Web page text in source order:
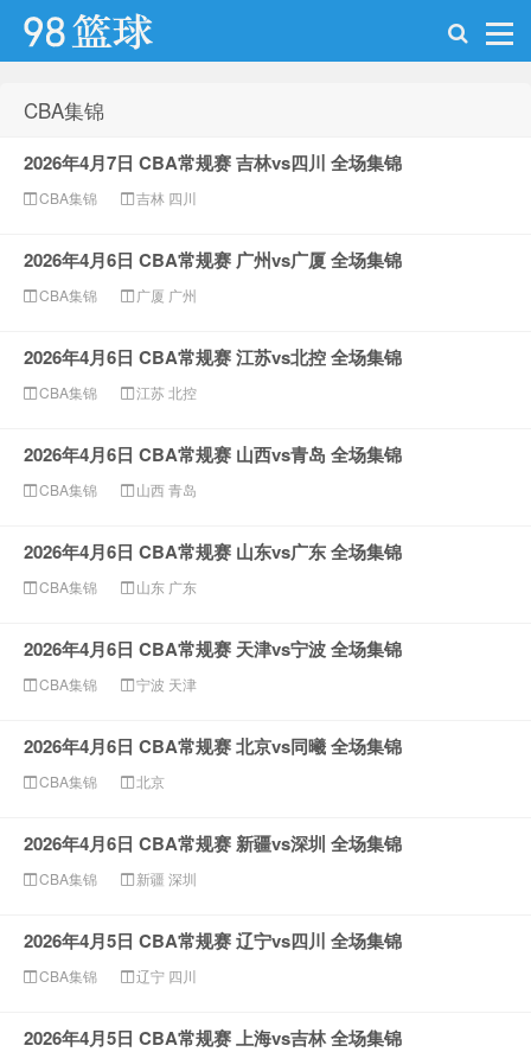
CBA集锦
2026年4月7日 CBA常规赛 吉林vs四川 全场集锦
CBA集锦 吉林 四川
2026年4月6日 CBA常规赛 广州vs广厦 全场集锦
CBA集锦 广厦 广州
2026年4月6日 CBA常规赛 江苏vs北控 全场集锦
CBA集锦 江苏北控
2026年4月6日 CBA常规赛 山西vs青岛 全场集锦
CBA集锦 山西青岛
2026年4月6日 CBA常规赛 山东vs广东 全场集锦
CBA集锦 山东 广东
2026年4月6日 CBA常规赛 天津vs宁波 全场集锦
CBA集锦 宁波 天津
2026年4月6日 CBA常规赛 北京vs同曦 全场集锦
CBA集锦 北京
2026年4月6日 CBA常规赛 新疆vs深圳 全场集锦
CBA集锦 新疆 深圳
2026年4月5日 CBA常规赛 辽宁vs四川 全场集锦
CBA集锦 辽宁 四川
2026年4月5日 CBA常规赛 上海vs吉林 全场集锦